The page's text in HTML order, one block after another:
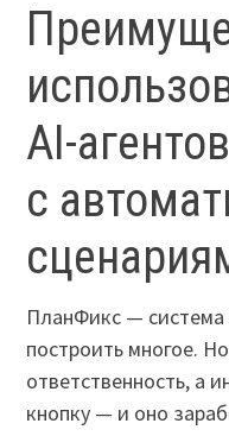
AI-
с
ПланФикс —
построить многое.
ответственность, а
кнопку — и оно